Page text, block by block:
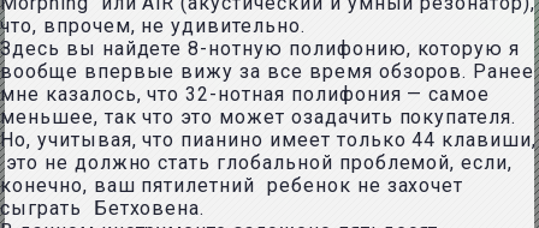
что, впрочем, не удивительно.
Здесь вы найдете 8-нотную полифонию, которую я
вообще впервые вижу за все время обзоров. Ранее
мне казалось, что 32-нотная полифония — самое
меньшее, так что это может озадачить покупателя.
Но, учитывая, что пианино имеет только 44 клавиши,
это не должно стать глобальной проблемой, если,
конечно, ваш пятилетний ребенок не захочет
сыграть Бетховена.